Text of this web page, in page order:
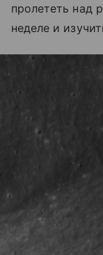
пролететь над
неделе и